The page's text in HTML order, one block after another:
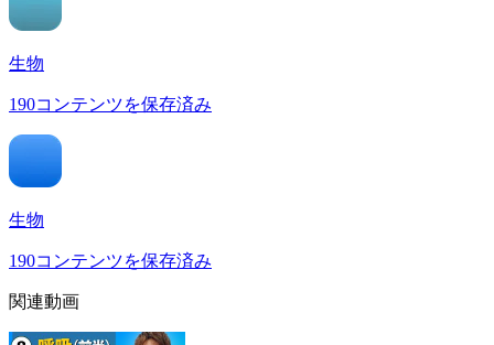
生物
190コンテンツを保存済み
生物
190コンテンツを保存済み
関連動画